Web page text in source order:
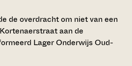
de overdracht om niet van een
aan de
Lager Onderwijs Oud-